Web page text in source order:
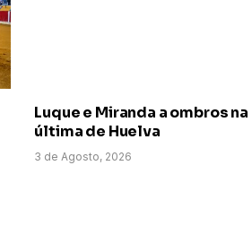
Luque e Miranda a ombros na
última de Huelva
3 de Agosto, 2026